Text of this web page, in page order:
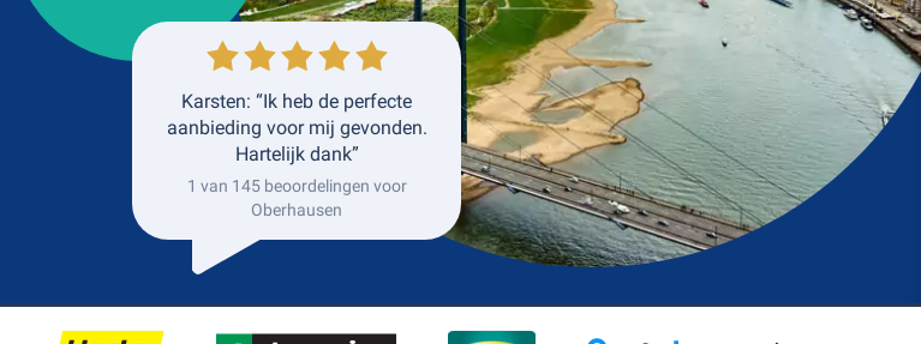
Karsten: “Ik heb de perfecte
aanbieding voor mij gevonden.
Hartelijk dank”
1 van 145 beoordelingen voor
Oberhausen